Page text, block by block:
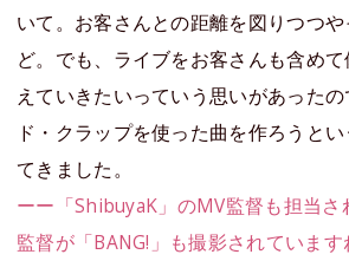
いて。お客さんとの距離を図りつつ
ど。でも、ライブをお客さんも含め
えていきたいっていう思いがあった
ド・クラップを使った曲を作ろうと
てきました。
ーー「ShibuyaK」のMV監督も担当さ
監督が「BANG!」も撮影されていま